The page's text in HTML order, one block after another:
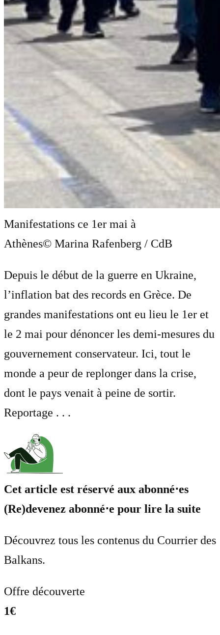
Manifestations ce 1er mai à
Athènes© Marina Rafenberg / CdB
Depuis le début de la guerre en Ukraine,
l’inflation bat des records en Grèce. De
grandes manifestations ont eu lieu le 1er et
le 2 mai pour dénoncer les demi-mesures du
gouvernement conservateur. Ici, tout le
monde a peur de replonger dans la crise,
dont le pays venait à peine de sortir.
Reportage . . .
Cet article est réservé aux abonné⋅es
(Re)devenez abonné⋅e pour lire la suite
Découvrez tous les contenus du Courrier des
Balkans.
Offre découverte
1€